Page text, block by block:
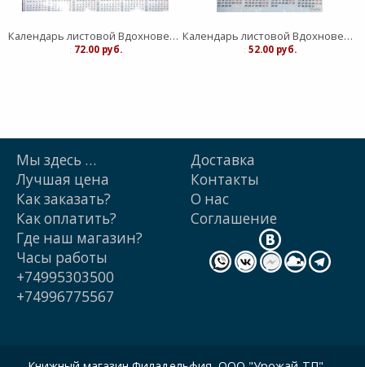
Календарь листовой Вдохновение "Живый в помощи Вышнего"средний
: 72.00 руб.
Календарь листовой Вдохновение "Господь - защите моя" малый
: 52.00 руб.
Мы здесь …
Лучшая цена
Как заказать?
Как оплатить?
Доставка
Контакты
О нас
Cоглашение
Где наш магазин?
Часы работы
+74995303500
+74996775567